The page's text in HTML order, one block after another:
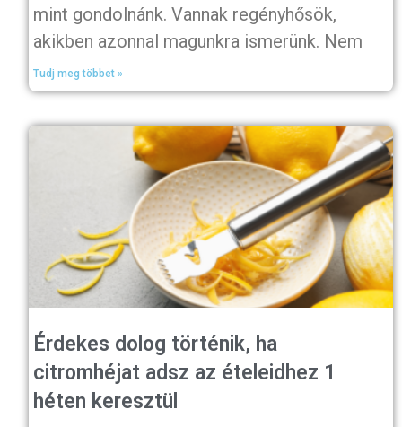
mint gondolnánk. Vannak regényhősök,
akikben azonnal magunkra ismerünk. Nem
Tudj meg többet »
Érdekes dolog történik, ha
citromhéjat adsz az ételeidhez 1
héten keresztül